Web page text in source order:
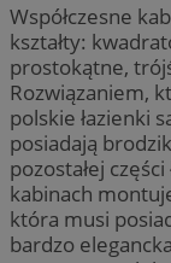
Współczesne
kształty:
prostokątne,
Rozwiązaniem,
polskie łazienki
posiadają
pozostałej
kabinach
która musi
bardzo